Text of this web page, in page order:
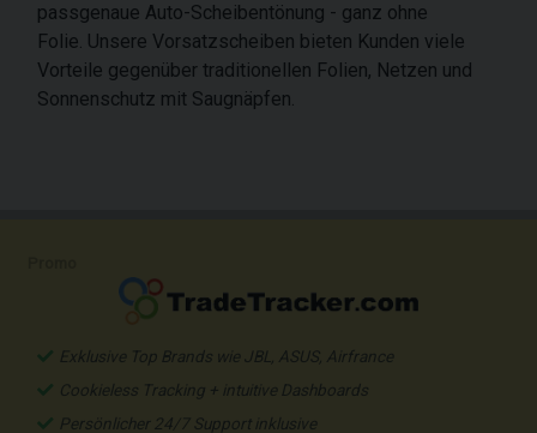
passgenaue Auto-Scheibentönung - ganz ohne
Folie. Unsere Vorsatzscheiben bieten Kunden viele
Vorteile gegenüber traditionellen Folien, Netzen und
Sonnenschutz mit Saugnäpfen.
Exklusive Top Brands wie JBL, ASUS, Airfrance
Cookieless Tracking + intuitive Dashboards
Persönlicher 24/7 Support inklusive